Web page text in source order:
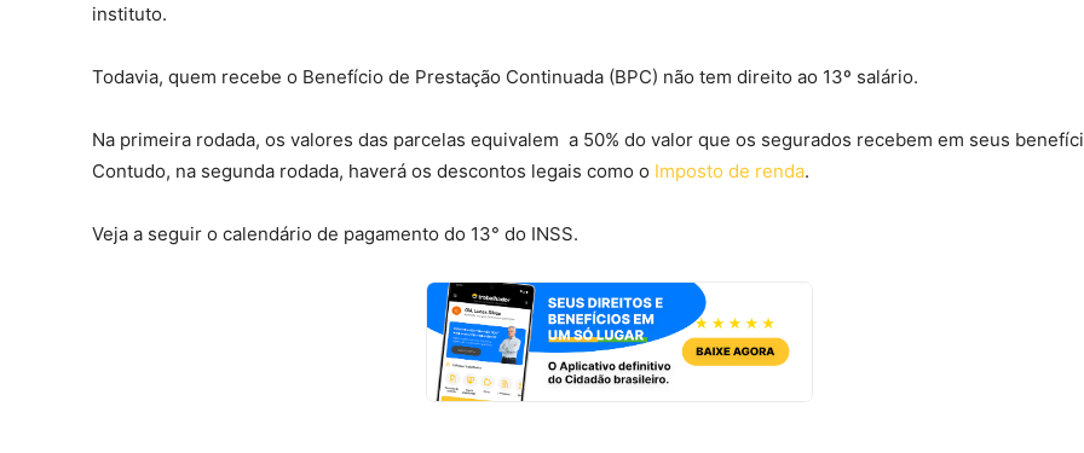
instituto.
Todavia, quem recebe o Benefício de Prestação Continuada (BPC) não tem direito ao 13º salário.
Na primeira rodada, os valores das parcelas equivalem a 50% do valor que os segurados recebem em seus
Contudo, na segunda rodada, haverá os descontos legais como o Imposto de renda.
Veja a seguir o calendário de pagamento do 13° do INSS.